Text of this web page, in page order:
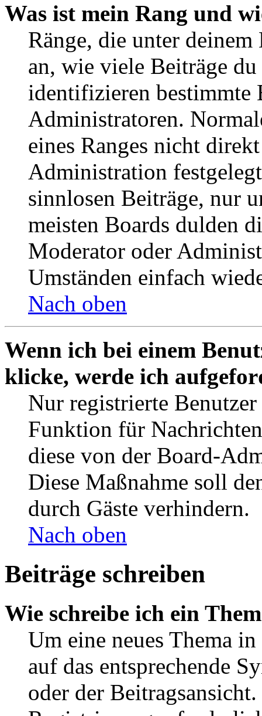
Was ist mein Rang und
Ränge, die unter deinem
an, wie viele Beiträge
identifizieren bestimmte
Administratoren.
eines Ranges nicht
Administration
sinnlosen Beiträge, nur
meisten Boards dulden
Moderator oder
Umständen einfach
Nach oben
Wenn ich bei einem
klicke, werde ich
Nur registrierte
Funktion für
diese von der Board-
Diese Maßnahme soll
durch Gäste verhindern.
Nach oben
Beiträge schreiben
Wie schreibe ich ein
Um eine neues Thema
auf das entsprechende
oder der